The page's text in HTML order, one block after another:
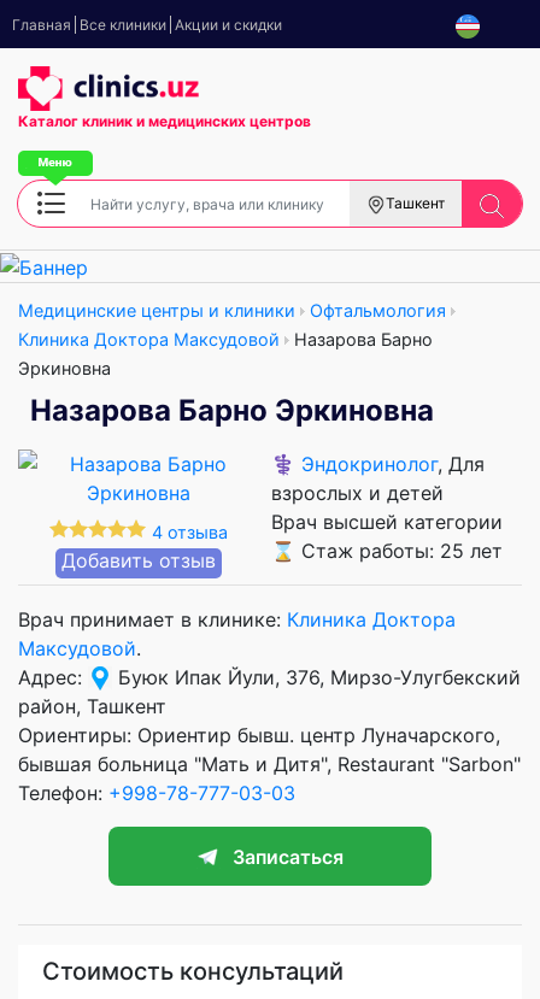
Главная Все клиники Акции и скидки
Каталог клиник и медицинских центров
Ташкент
Медицинские центры и клиники
Офтальмология
Клиника Доктора Максудовой
Назарова Барно
Эркиновна
Назарова Барно Эркиновна
4 отзыва
Добавить отзыв
⚕️ Эндокринолог, Для
взрослых и детей
Врач высшей категории
⌛ Стаж работы: 25 лет
Врач принимает в клинике: Клиника Доктора
Максудовой.
Адрес:
Буюк Ипак Йули, 376, Мирзо-Улугбекский
район, Ташкент
Ориентиры: Ориентир бывш. центр Луначарского,
бывшая больница "Мать и Дитя", Restaurant "Sarbon"
Телефон: +998-78-777-03-03
Записаться
Стоимость консультаций